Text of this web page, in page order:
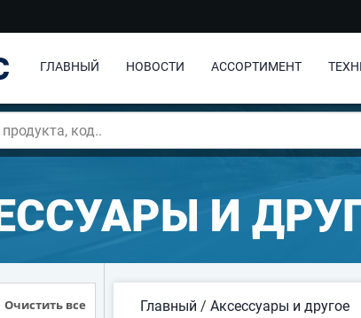
ГЛАВНЫЙ НОВОСТИ АССОРТИМЕНТ
И
Очистить все Главный / Аксессуары и другое